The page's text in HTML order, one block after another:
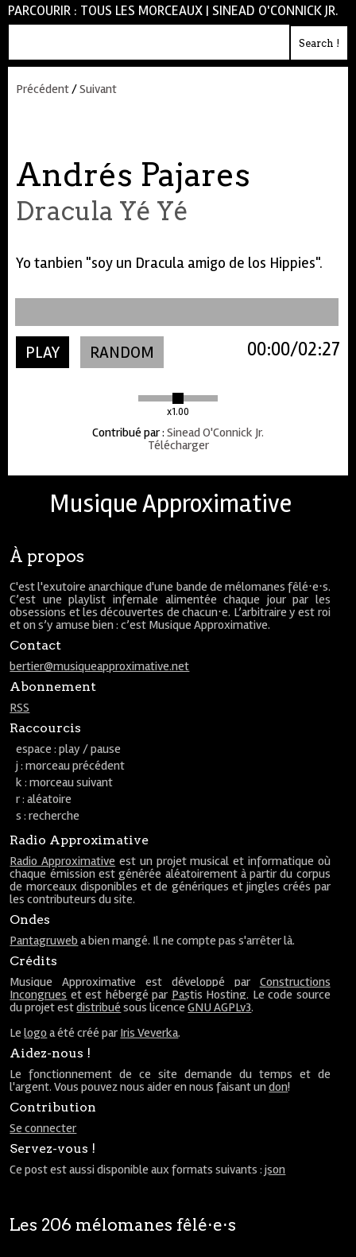
PARCOURIR : TOUS LES MORCEAUX | SINEAD O'CONNICK JR.
Précédent/Suivant
Andrés Pajares
Dracula Yé Yé
Yo tanbien "soy un Dracula amigo de los Hippies".
PLAY RANDOM
x1.00
02:27
00:00
Contribué par: Sinead O'Connick Jr.
Télécharger
Musique Approximative
À propos
C'est l'exutoire anarchique d'une bande de mélomanes fêlé⋅e⋅s.
C’est une playlist infernale alimentée chaque jour par les
obsessions et les découvertes de chacun⋅e. L’arbitraire y est roi
et on s’y amuse bien : c’est Musique Approximative.
Contact
bertier@musiqueapproximative.net
Abonnement
RSS
Raccourcis
espace : play / pause
j : morceau précédent
k : morceau suivant
r : aléatoire
s : recherche
Radio Approximative
Radio Approximative est un projet musical et informatique où
chaque émission est générée aléatoirement à partir du corpus
de morceaux disponibles et de génériques et jingles créés par
les contributeurs du site.
Ondes
Pantagruweb a bien mangé. Il ne compte pas s'arrêter là.
Crédits
Musique Approximative est développé par Constructions
Incongrues et est hébergé par Pastis Hosting. Le code source
du projet estdistribué sous licenceGNU AGPLv3.
Lelogo a été créé par Iris Veverka.
Aidez-nous !
Le fonctionnement de ce site demande du temps et de
l'argent. Vous pouvez nous aider en nous faisant undon!
Contribution
Se connecter
Servez-vous !
Ce post est aussi disponible aux formats suivants :json
Les 206 mélomanes fêlé⋅e⋅s